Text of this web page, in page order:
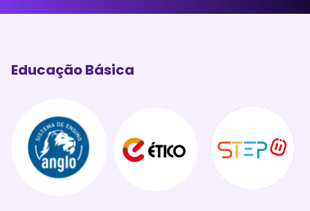
Educação Básica